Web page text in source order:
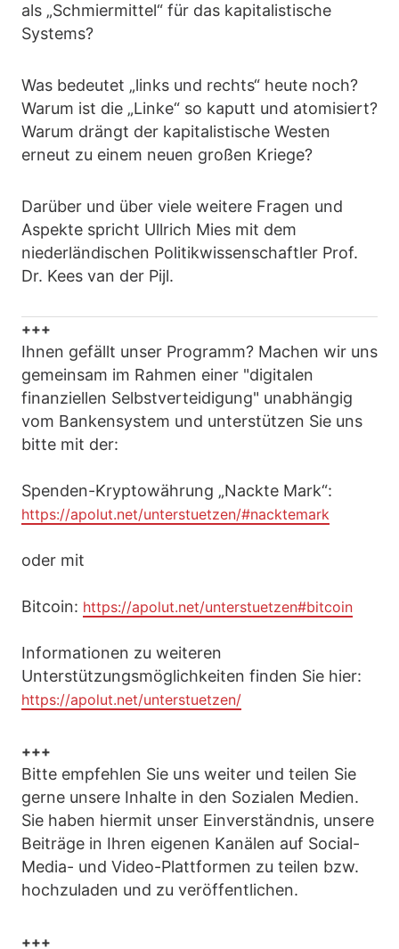
als „Schmiermittel“ für das kapitalistische
Systems?
Was bedeutet „links und rechts“ heute noch?
Warum ist die „Linke“ so kaputt und atomisiert?
Warum drängt der kapitalistische Westen
erneut zu einem neuen großen Kriege?
Darüber und über viele weitere Fragen und
Aspekte spricht Ullrich Mies mit dem
niederländischen Politikwissenschaftler Prof.
Dr. Kees van der Pijl.
+++
Ihnen gefällt unser Programm? Machen wir uns
gemeinsam im Rahmen einer "digitalen
finanziellen Selbstverteidigung" unabhängig
vom Bankensystem und unterstützen Sie uns
bitte mit der:
Spenden-Kryptowährung „Nackte Mark“:
https://apolut.net/unterstuetzen/#nacktemark
oder mit
Bitcoin: https://apolut.net/unterstuetzen#bitcoin
Informationen zu weiteren
Unterstützungsmöglichkeiten finden Sie hier:
https://apolut.net/unterstuetzen/
+++
Bitte empfehlen Sie uns weiter und teilen Sie
gerne unsere Inhalte in den Sozialen Medien.
Sie haben hiermit unser Einverständnis, unsere
Beiträge in Ihren eigenen Kanälen auf Social-
Media- und Video-Plattformen zu teilen bzw.
hochzuladen und zu veröffentlichen.
+++